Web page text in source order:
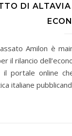
DI
Amilon è
il rilancio
portale online
italiane